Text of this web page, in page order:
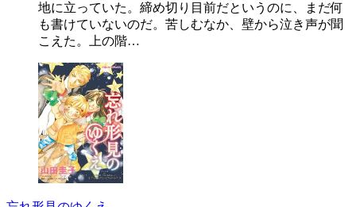
地に立っていた。締め切り目前だというのに、まだ何
も書けていないのだ。苦しむなか、壁から泣き声が聞
こえた。上の階…